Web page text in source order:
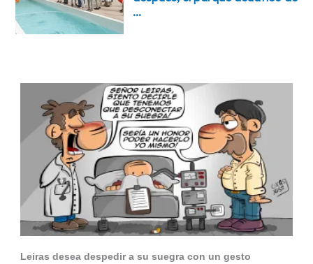
Leiras desea despedir a su suegra con un gesto